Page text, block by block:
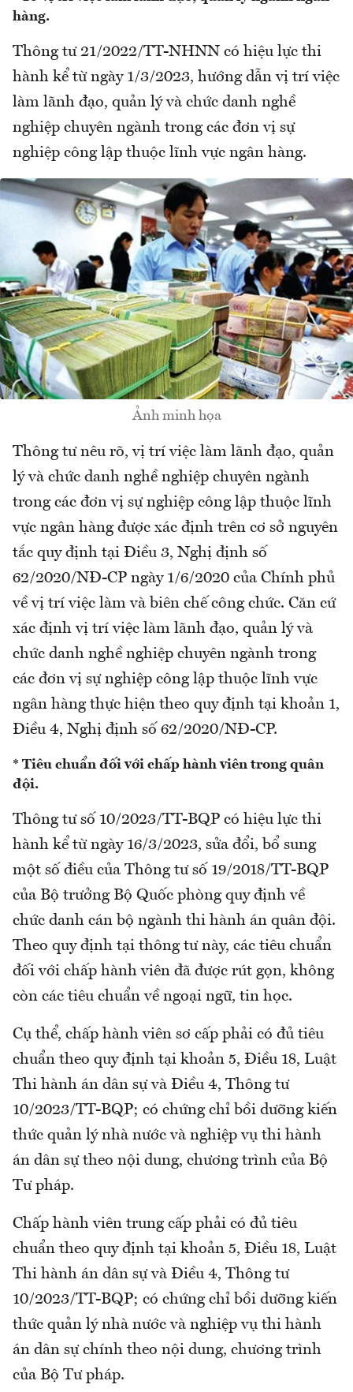
hàng.
Thông tư 21/2022/TT-NHNN có hiệu lực thi
hành kể từ ngày 1/3/2023, hướng dẫn vị trí việc
làm lãnh đạo, quản lý và chức danh nghề
nghiệp chuyên ngành trong các đơn vị sự
nghiệp công lập thuộc lĩnh vực ngân hàng.
Ảnh minh họa
Thông tư nêu rõ, vị trí việc làm lãnh đạo, quản
lý và chức danh nghề nghiệp chuyên ngành
trong các đơn vị sự nghiệp công lập thuộc lĩnh
vực ngân hàng được xác định trên cơ sở nguyên
tắc quy định tại Điều 3, Nghị định số
62/2020/NĐ-CP ngày 1/6/2020 của Chính phủ
về vị trí việc làm và biên chế công chức. Căn cứ
xác định vị trí việc làm lãnh đạo, quản lý và
chức danh nghề nghiệp chuyên ngành trong
các đơn vị sự nghiệp công lập thuộc lĩnh vực
ngân hàng thực hiện theo quy định tại khoản 1,
Điều 4, Nghị định số 62/2020/NĐ-CP.
* Tiêu chuẩn đối với chấp hành viên trong quân
đội.
Thông tư số 10/2023/TT-BQP có hiệu lực thi
hành kể từ ngày 16/3/2023, sửa đổi, bổ sung
một số điều của Thông tư số 19/2018/TT-BQP
của Bộ trưởng Bộ Quốc phòng quy định về
chức danh cán bộ ngành thi hành án quân đội.
Theo quy định tại thông tư này, các tiêu chuẩn
đối với chấp hành viên đã được rút gọn, không
còn các tiêu chuẩn về ngoại ngữ, tin học.
Cụ thể, chấp hành viên sơ cấp phải có đủ tiêu
chuẩn theo quy định tại khoản 5, Điều 18, Luật
Thi hành án dân sự và Điều 4, Thông tư
10/2023/TT-BQP; có chứng chỉ bồi dưỡng kiến
thức quản lý nhà nước và nghiệp vụ thi hành
án dân sự theo nội dung, chương trình của Bộ
Tư pháp.
Chấp hành viên trung cấp phải có đủ tiêu
chuẩn theo quy định tại khoản 5, Điều 18, Luật
Thi hành án dân sự và Điều 4, Thông tư
10/2023/TT-BQP; có chứng chỉ bồi dưỡng kiến
thức quản lý nhà nước và nghiệp vụ thi hành
án dân sự chính theo nội dung, chương trình
của Bộ Tư pháp.